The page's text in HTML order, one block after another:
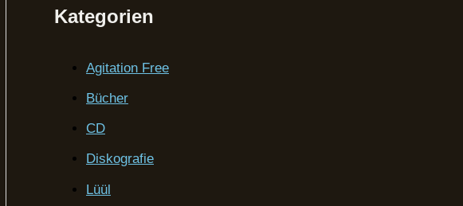
Kategorien
Agitation Free
Bücher
CD
Diskografie
Lüül